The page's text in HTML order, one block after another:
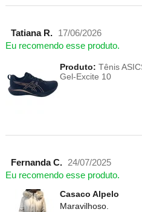
Tatiana R.
17/06/2026
Eu recomendo esse produto.
Produto: Tênis
Gel-Excite 10
Fernanda C.
24/07/2025
Eu recomendo esse produto.
Casaco Alpelo
Maravilhoso.